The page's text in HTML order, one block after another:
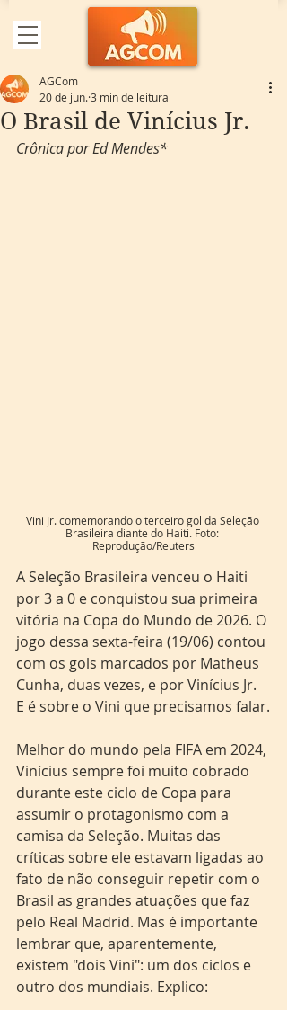
O Brasil de Vinícius Jr.
AGCom
20 de jun.3 min de leitura
Crônica por Ed Mendes*
Vini Jr. comemorando o terceiro gol da Seleção
Brasileira diante do Haiti. Foto:
Reprodução/Reuters
A Seleção Brasileira venceu o Haiti
por 3 a 0 e conquistou sua primeira
vitória na Copa do Mundo de 2026. O
jogo dessa sexta-feira (19/06) contou
com os gols marcados por Matheus
Cunha, duas vezes, e por Vinícius Jr.
E é sobre o Vini que precisamos falar.
Melhor do mundo pela FIFA em 2024,
Vinícius sempre foi muito cobrado
durante este ciclo de Copa para
assumir o protagonismo com a
camisa da Seleção. Muitas das
críticas sobre ele estavam ligadas ao
fato de não conseguir repetir com o
Brasil as grandes atuações que faz
pelo Real Madrid. Mas é importante
lembrar que, aparentemente,
existem "dois Vini": um dos ciclos e
outro dos mundiais. Explico: